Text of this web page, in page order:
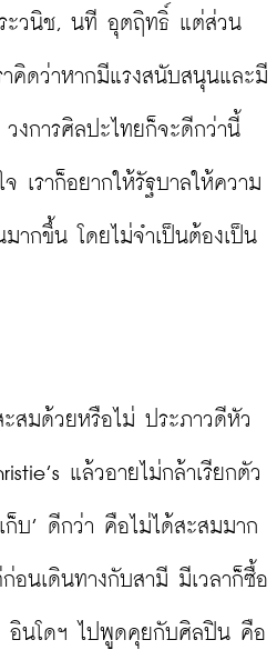
วนิช, นที อุตฤิทธิ์ แต่ส่วน
าคิดว่าหากมีแรงสนับสนุนและมี
งการศิลปะไทยก็จะดีกว่านี้
เราก็อยากให้รัฐบาลให้ความ
ากขึ้น โดยไม่จำเป็นต้องเป็น
ะสมด้วยหรือไม่ ประภาวดีหัว
แล้วอายไม่กล้าเรียกตัว
ก็บ’ ดีกว่า คือไม่ได้สะสมมาก
นเดินทางกับสามี มีเวลาก็ซื้อ
อินโดฯ ไปพูดคุยกับศิลปิน คือ